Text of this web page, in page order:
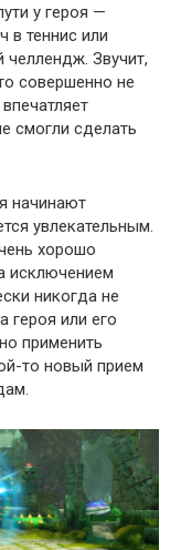
у героя —
в теннис или
челлендж. Звучит,
совершенно не
смогли сделать
начинают
увлекательным.
хорошо
исключением
никогда не
героя или его
применить
то новый прием